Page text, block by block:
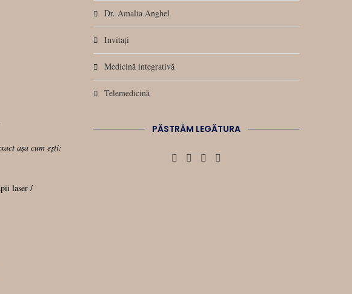
așa cum ești:
laser /
Dr. Amalia Anghel
Invitați
Medicină integrativă
Telemedicină
PĂSTRĂM LEGĂTURA